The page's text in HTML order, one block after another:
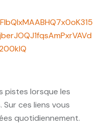
pistes lorsque les
Sur ces liens vous
quotidiennement.